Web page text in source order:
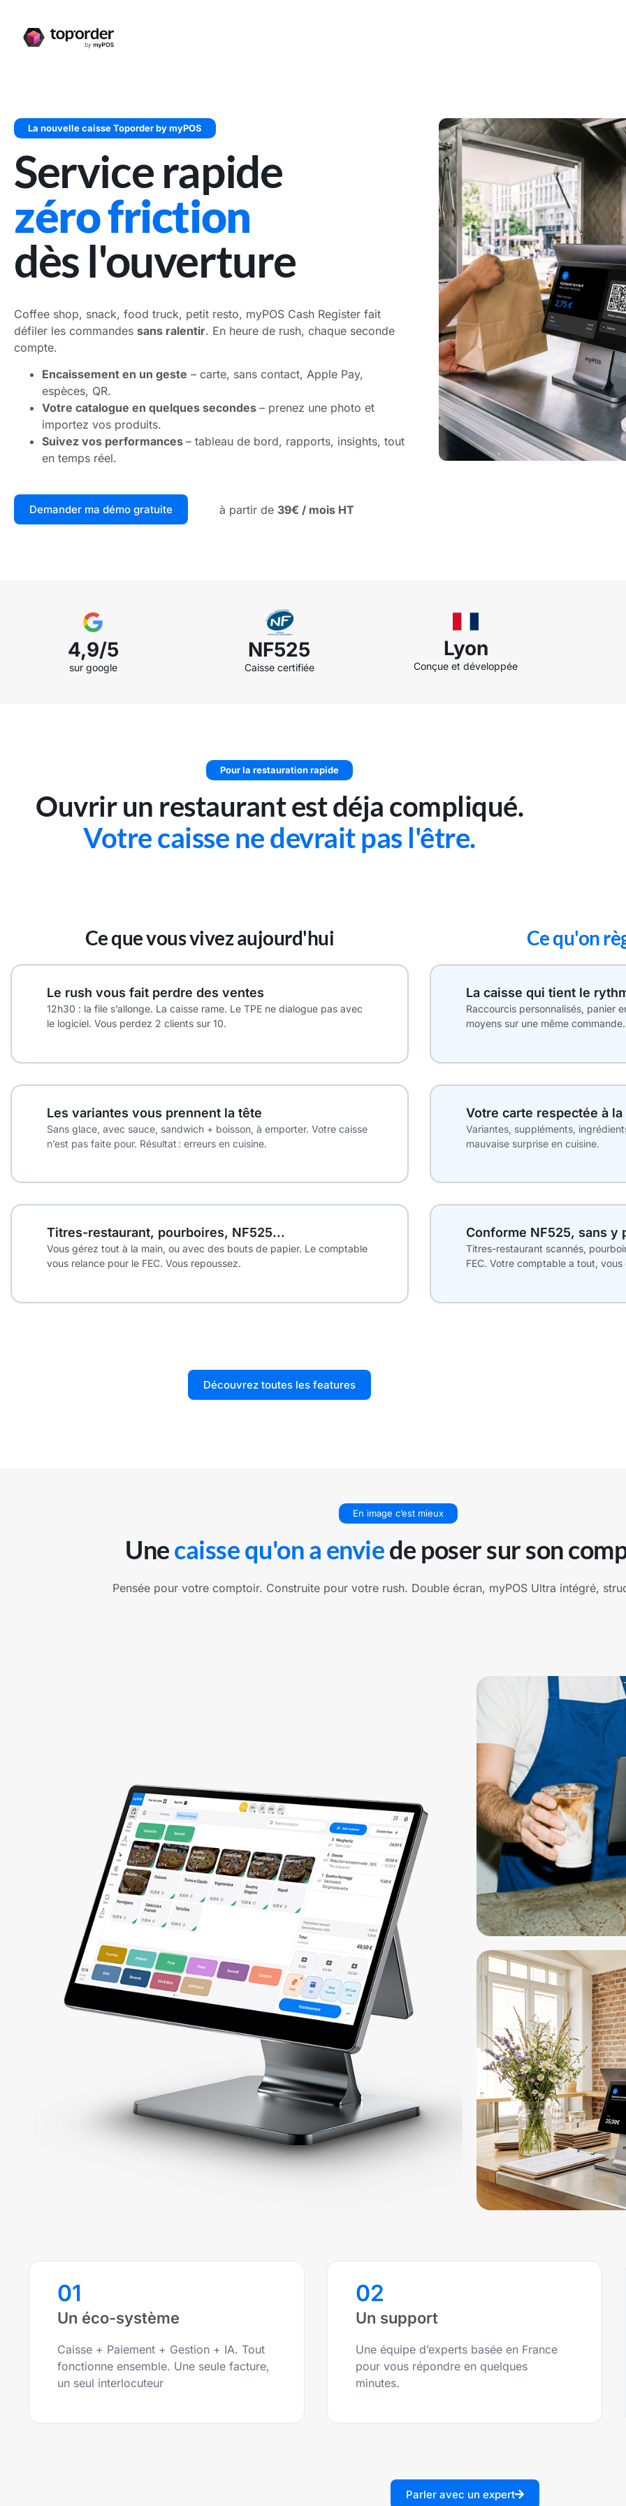
La nouvelle caisse Toporder by myPOS
Service rapide
zéro friction
dès l'ouverture
Coffee shop, snack, food truck, petit resto, myPOS Cash Register fait
défiler les commandes sans ralentir. En heure de rush, chaque seconde
compte.
Encaissement en un geste – carte, sans contact, Apple Pay,
espèces, QR.
Votre catalogue en quelques secondes – prenez une photo et
importez vos produits.
Suivez vos performances – tableau de bord, rapports, insights, tout
en temps réel.
Demander ma démo gratuite à partir de 39€ / mois HT
4,9/5
sur google
NF525
Caisse certifiée
Lyon
Conçue et développée
Pour la restauration rapide
Ouvrir un restaurant est déja compliqué.
Votre caisse ne devrait pas l'être.
Ce que vous vivez aujourd'hui
Le rush vous fait perdre des ventes
12h30 : la file s’allonge. La caisse rame. Le TPE ne dialogue pas avec
le logiciel. Vous perdez 2 clients sur 10.
Les variantes vous prennent la tête
Sans glace, avec sauce, sandwich + boisson, à emporter. Votre caisse
n’est pas faite pour. Résultat : erreurs en cuisine.
Titres-restaurant, pourboires, NF525...
Vous gérez tout à la main, ou avec des bouts de papier. Le comptable
vous relance pour le FEC. Vous repoussez.
Ce qu'on
La caisse qui tient le
Raccourcis personnalisés, panier
moyens sur une même
Votre carte respectée à
Variantes, suppléments,
mauvaise surprise en cuisine.
Conforme NF525, sans y
Titres-restaurant scannés,
FEC. Votre comptable a tout,
Découvrez toutes les features
En image c’est mieux
Unecaisse qu'on a enviede poser sur son
Pensée pour votre comptoir. Construite pour votre rush. Double écran, myPOS Ultra intégré,
01
Un éco-système
Caisse + Paiement + Gestion + IA. Tout
fonctionne ensemble. Une seule facture,
un seul interlocuteur
02
Un support
Une équipe d’experts basée en France
pour vous répondre en quelques
minutes.
Parler avec un expert